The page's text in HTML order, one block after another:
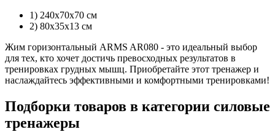
1) 240х70х70 см
2) 80х35х13 см
Жим горизонтальный ARMS AR080 - это идеальный выбор
для тех, кто хочет достичь превосходных результатов в
тренировках грудных мышц. Приобретайте этот тренажер и
наслаждайтесь эффективными и комфортными тренировками!
Подборки товаров в категории силовые
тренажеры